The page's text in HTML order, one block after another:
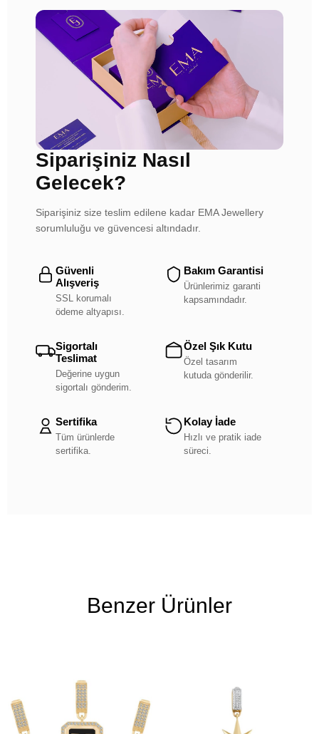
Siparişiniz Nasıl
Gelecek?
Siparişiniz size teslim edilene kadar EMA Jewellery
sorumluluğu ve güvencesi altındadır.
Güvenli
Alışveriş
SSL korumalı
ödeme altyapısı.
Bakım Garantisi
Ürünlerimiz garanti
kapsamındadır.
Sigortalı
Teslimat
Değerine uygun
sigortalı gönderim.
Özel Şık Kutu
Özel tasarım
kutuda gönderilir.
Sertifika
Tüm ürünlerde
sertifika.
Kolay İade
Hızlı ve pratik iade
süreci.
Benzer Ürünler